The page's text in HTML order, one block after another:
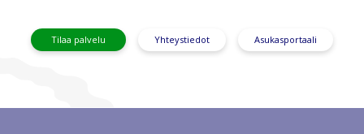
Tilaa palvelu Yhteystiedot Asukasportaali